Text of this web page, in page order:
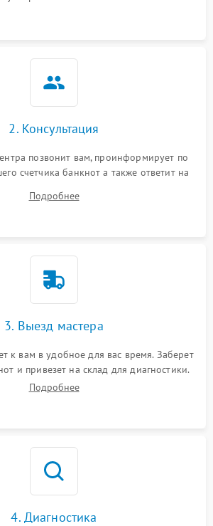
2. Консультация
позвонит вам, проинформирует по
счетчика банкнот а также ответит на
Подробнее
3. Выезд мастера
к вам в удобное для вас время. Заберет
и привезет на склад для диагностики.
Подробнее
4. Диагностика